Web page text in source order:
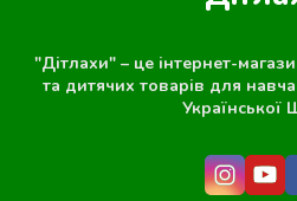
"Дітлахи" – це інтернет-
та дитячих товарів для
Української